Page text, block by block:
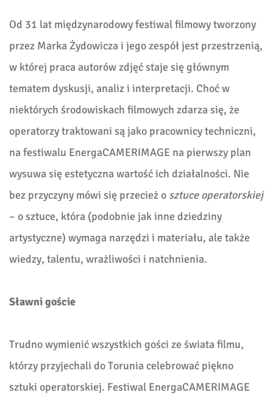
Od 31 lat międzynarodowy festiwal filmowy tworzony
przez Marka Żydowicza i jego zespół jest przestrzenią,
w której praca autorów zdjęć staje się głównym
tematem dyskusji, analiz i interpretacji. Choć w
niektórych środowiskach filmowych zdarza się, że
operatorzy traktowani są jako pracownicy techniczni,
na festiwalu EnergaCAMERIMAGE na pierwszy plan
wysuwa się estetyczna wartość ich działalności. Nie
bez przyczyny mówi się przecież o sztuce operatorskiej
– o sztuce, która (podobnie jak inne dziedziny
artystyczne) wymaga narzędzi i materiału, ale także
wiedzy, talentu, wrażliwości i natchnienia.
Sławnigoście
Trudno wymienić wszystkich gości ze świata filmu,
którzy przyjechali do Torunia celebrować piękno
sztuki operatorskiej. Festiwal EnergaCAMERIMAGE